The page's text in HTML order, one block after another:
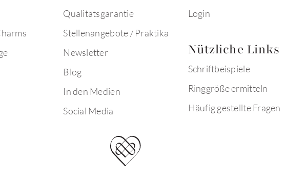
Qualitätsgarantie
Stellenangebote / Praktika
Newsletter
Blog
In den Medien
Social Media
Login
Nützliche Links
Schriftbeispiele
Ringgröße ermitteln
Häufig gestellte Fragen